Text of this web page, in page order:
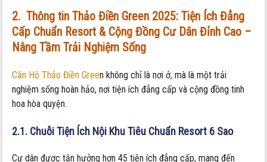
2. Thông tin Thảo Điền Green 2025: Tiện Ích Đẳng
Cấp Chuẩn Resort & Cộng Đồng Cư Dân Đỉnh Cao –
Nâng Tầm Trải Nghiệm Sống
Căn Hộ Thảo Điền Green không chỉ là nơi ở, mà là một trải
nghiệm sống hoàn hảo, nơi tiện ích đẳng cấp và cộng đồng tinh
hoa hòa quyện.
2.1. Chuỗi Tiện Ích Nội Khu Tiêu Chuẩn Resort 6 Sao
Cư dân được tận hưởng hơn 45 tiện ích đẳng cấp, mang đến